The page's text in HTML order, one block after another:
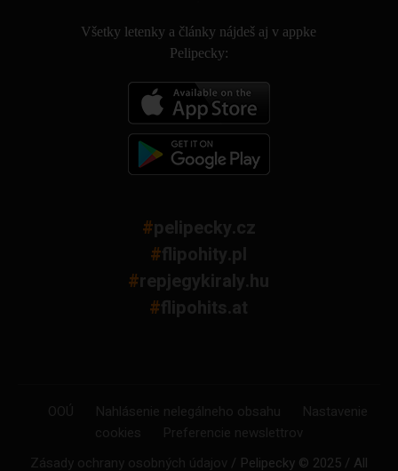
Všetky letenky a články nájdeš aj v appke
Pelipecky:
#pelipecky.cz
#flipohity.pl
#repjegykiraly.hu
#flipohits.at
OOÚ Nahlásenie nelegálneho obsahu
Nastavenie
cookies
Preferencie newslettrov
Zásady ochrany osobných údajov / Pelipecky © 2025 / All